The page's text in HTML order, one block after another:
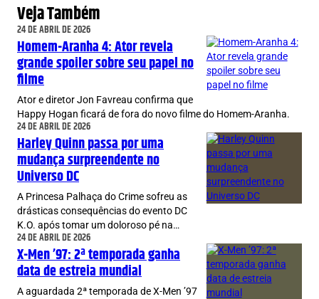
Veja Também
24 DE ABRIL DE 2026
Homem-Aranha 4: Ator revela
grande spoiler sobre seu papel no
filme
Ator e diretor Jon Favreau confirma que
Happy Hogan ficará de fora do novo filme do Homem-Aranha.
24 DE ABRIL DE 2026
Harley Quinn passa por uma
mudança surpreendente no
Universo DC
A Princesa Palhaça do Crime sofreu as
drásticas consequências do evento DC
K.O. após tomar um doloroso pé na…
24 DE ABRIL DE 2026
X-Men ’97: 2ª temporada ganha
data de estreia mundial
A aguardada 2ª temporada de X-Men ’97